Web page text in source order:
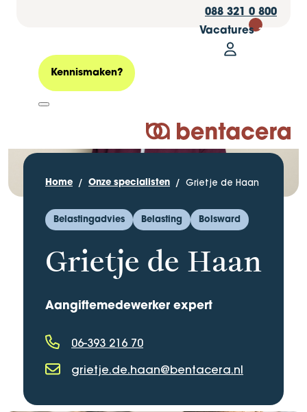
088 321 0 800
Vacatures 30
Mijn
Logo Bentacera
Kennismaken?
Home Onze specialisten Grietje de Haan
Belastingadvies Belasting Bolsward
Grietje de Haan
Aangiftemedewerker expert
Telefoonnummer
06-393 216 70
grietje.de.haan@bentacera.nl